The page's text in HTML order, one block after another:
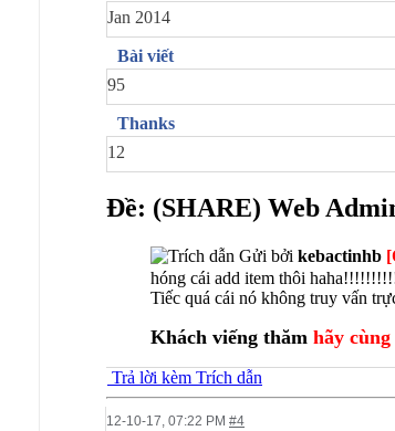
Jan 2014
Bài viết
95
Thanks
12
Ðề: (SHARE) Web
Gửi bởi kebactinhb
hóng cái add item thôi
Tiếc quá cái nó không truy vấn
Khách viếng thăm hãy cùng
Trả lời kèm Trích dẫn
12-10-17, 07:22 PM #4